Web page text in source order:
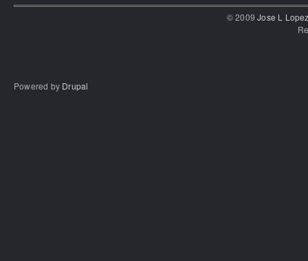
© 2009Jose L
Powered by Drupal